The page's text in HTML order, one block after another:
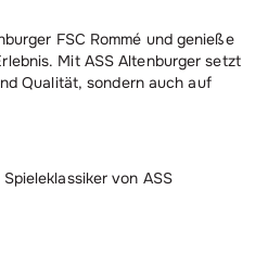
FSC Rommé und genieße
Mit ASS Altenburger setzt
Qualität, sondern auch auf
von ASS